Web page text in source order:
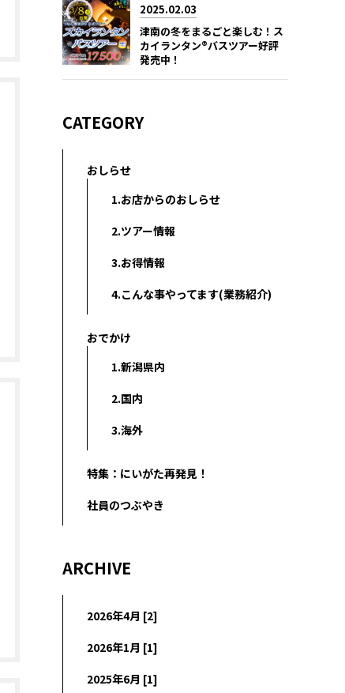
2025.02.03
津南の冬をまるごと楽しむ！ス
カイランタン®バスツアー好評
発売中！
CATEGORY
おしらせ
1.お店からのおしらせ
2.ツアー情報
3.お得情報
4.こんな事やってます(業務紹介)
おでかけ
1.新潟県内
2.国内
3.海外
特集：にいがた再発見！
社員のつぶやき
ARCHIVE
2026年4月 [2]
2026年1月 [1]
2025年6月 [1]